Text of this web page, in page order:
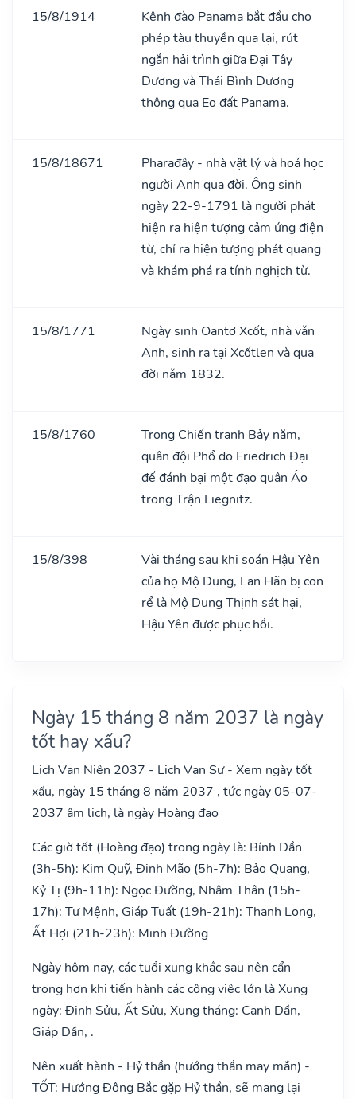
15/8/1914
Kênh đào Panama bắt đầu cho
phép tàu thuyền qua lại, rút
ngắn hải trình giữa Đại Tây
Dương và Thái Bình Dương
thông qua Eo đất Panama.
15/8/18671
Pharađây - nhà vật lý và hoá học
người Anh qua đời. Ông sinh
ngày 22-9-1791 là người phát
hiện ra hiện tượng cảm ứng điện
từ, chỉ ra hiện tượng phát quang
và khám phá ra tính nghịch từ.
15/8/1771
Ngày sinh Oantơ Xcốt, nhà vǎn
Anh, sinh ra tại Xcốtlen và qua
đời nǎm 1832.
15/8/1760
Trong Chiến tranh Bảy năm,
quân đội Phổ do Friedrich Đại
đế đánh bại một đạo quân Áo
trong Trận Liegnitz.
15/8/398
Vài tháng sau khi soán Hậu Yên
của họ Mộ Dung, Lan Hãn bị con
rể là Mộ Dung Thịnh sát hại,
Hậu Yên được phục hồi.
Ngày 15 tháng 8 năm 2037 là ngày
tốt hay xấu?
Lịch Vạn Niên 2037 - Lịch Vạn Sự - Xem ngày tốt
xấu, ngày 15 tháng 8 năm 2037 , tức ngày 05-07-
2037 âm lịch, là ngày Hoàng đạo
Các giờ tốt (Hoàng đạo) trong ngày là: Bính Dần
(3h-5h): Kim Quỹ, Đinh Mão (5h-7h): Bảo Quang,
Kỷ Tị (9h-11h): Ngọc Đường, Nhâm Thân (15h-
17h): Tư Mệnh, Giáp Tuất (19h-21h): Thanh Long,
Ất Hợi (21h-23h): Minh Đường
Ngày hôm nay, các tuổi xung khắc sau nên cẩn
trọng hơn khi tiến hành các công việc lớn là Xung
ngày: Đinh Sửu, Ất Sửu, Xung tháng: Canh Dần,
Giáp Dần, .
Nên xuất hành - Hỷ thần (hướng thần may mắn) -
TỐT: Hướng Đông Bắc gặp Hỷ thần, sẽ mang lại